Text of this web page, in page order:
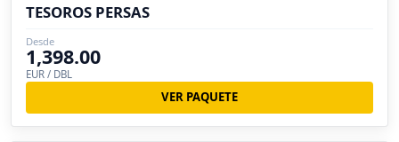
TESOROS PERSAS
Desde
1,398.00
EUR / DBL
VER PAQUETE